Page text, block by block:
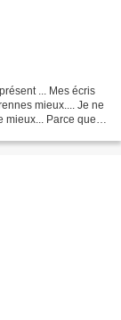
... Mes écris
mieux.... Je ne
mieux... Parce que